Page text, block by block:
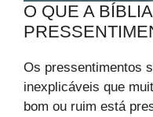
O QUE A
Os pressentimentos
inexplicáveis que
bom ou ruim está